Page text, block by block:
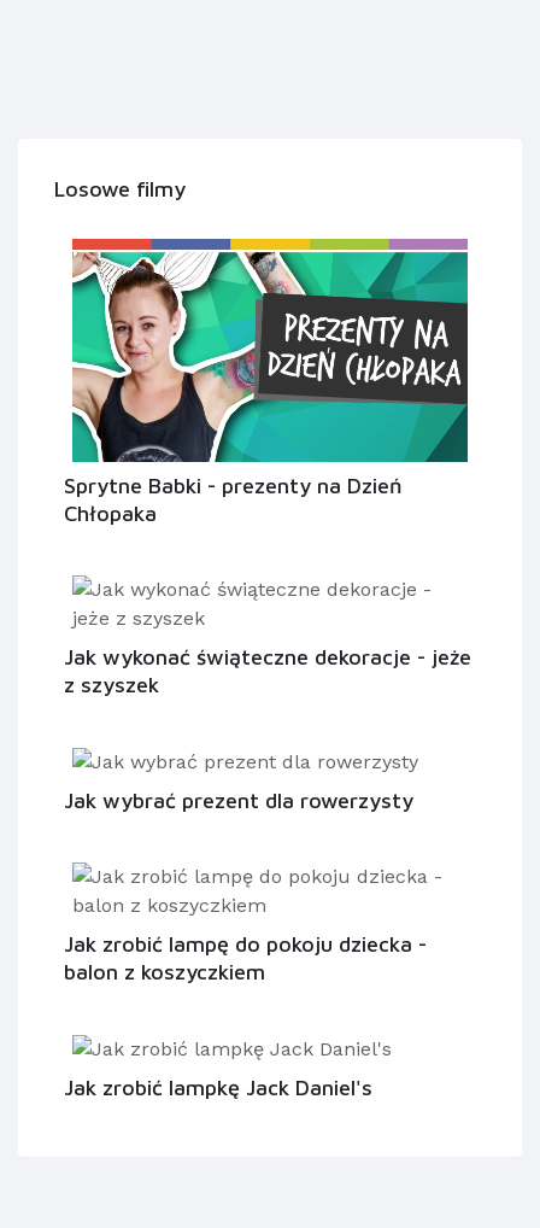
Losowe filmy
Sprytne Babki - prezenty na Dzień
Chłopaka
Jak wykonać świąteczne dekoracje - jeże
z szyszek
Jak wybrać prezent dla rowerzysty
Jak zrobić lampę do pokoju dziecka -
balon z koszyczkiem
Jak zrobić lampkę Jack Daniel's